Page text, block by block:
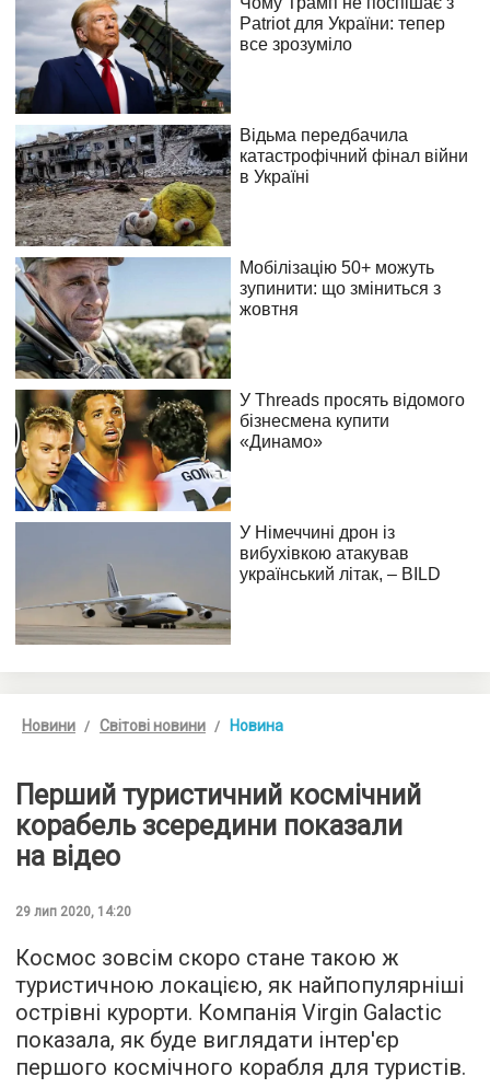
Новини Світові новини Новина
Перший туристичний космічний
корабель зсередини показали
на відео
29 лип 2020, 14:20
Космос зовсім скоро стане такою ж
туристичною локацією, як найпопулярніші
острівні курорти. Компанія Virgin Galactic
показала, як буде виглядати інтер'єр
першого космічного корабля для туристів.